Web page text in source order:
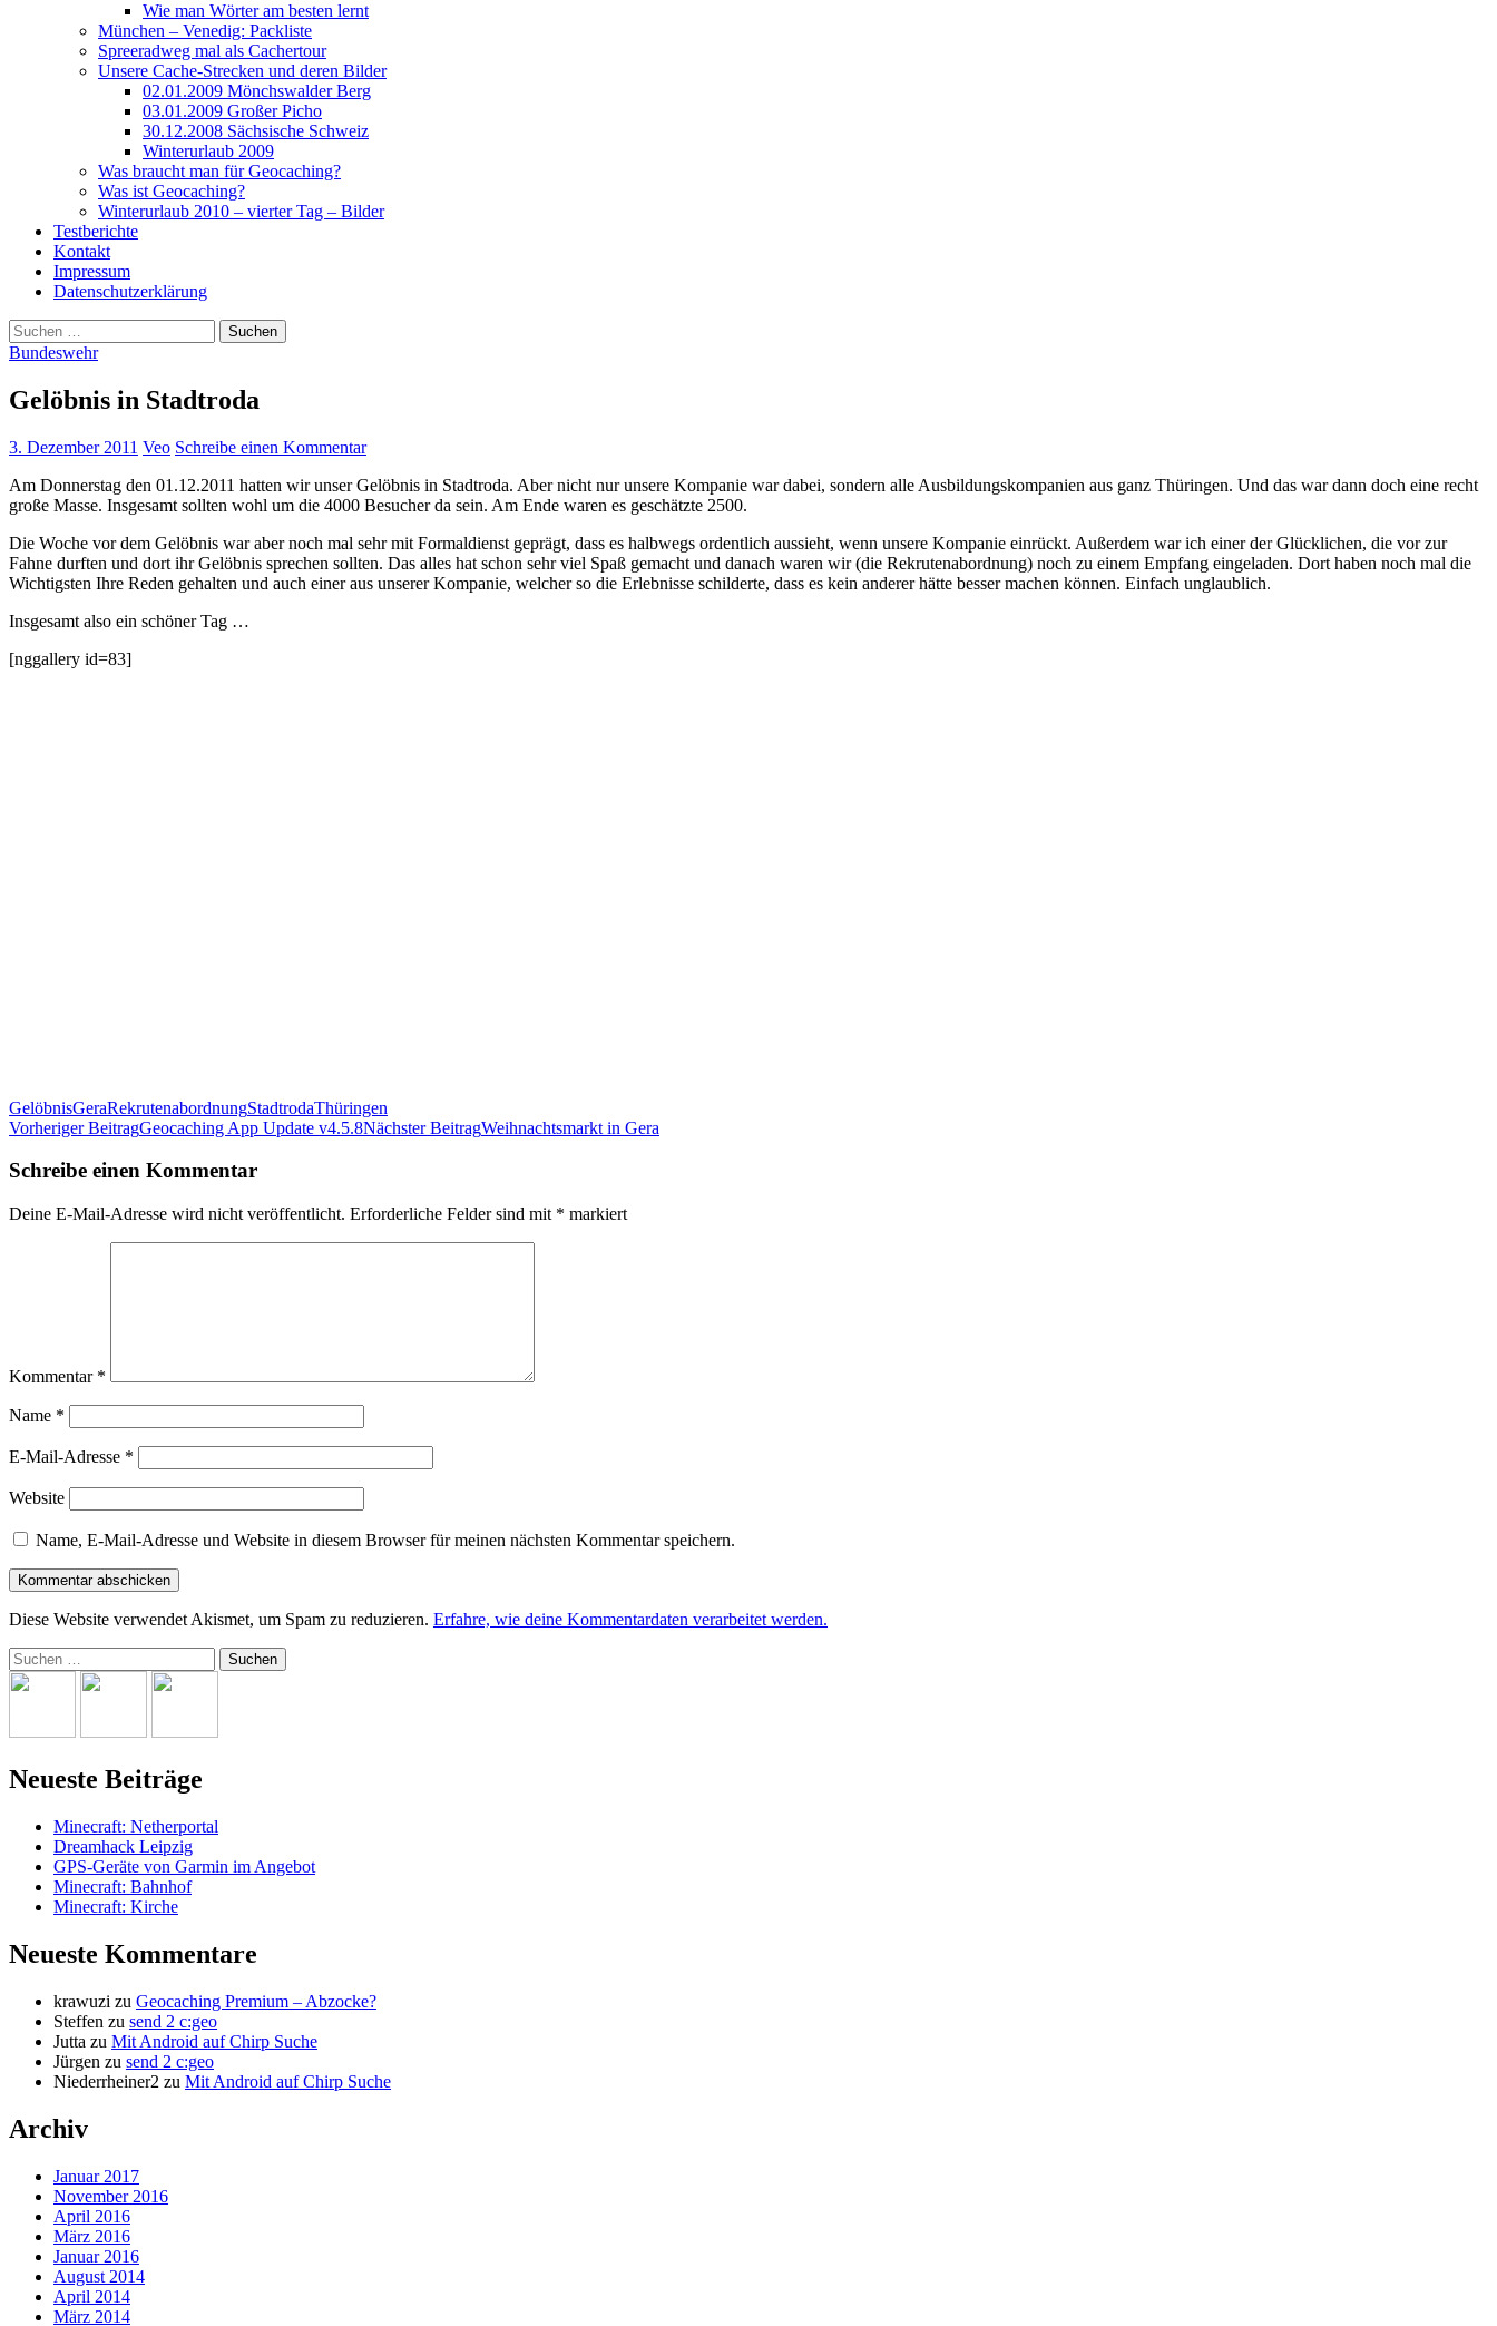
Wie man Wörter am besten lernt
München – Venedig: Packliste
Spreeradweg mal als Cachertour
Unsere Cache-Strecken und deren Bilder
02.01.2009 Mönchswalder Berg
03.01.2009 Großer Picho
30.12.2008 Sächsische Schweiz
Winterurlaub 2009
Was braucht man für Geocaching?
Was ist Geocaching?
Winterurlaub 2010 – vierter Tag – Bilder
Testberichte
Kontakt
Impressum
Datenschutzerklärung
Suchen
nach:
Bundeswehr
Gelöbnis in Stadtroda
3. Dezember 2011 Veo Schreibe einen Kommentar
Am Donnerstag den 01.12.2011 hatten wir unser Gelöbnis in Stadtroda. Aber nicht nur unsere Kompanie war dabei, sondern alle Ausbildungskompanien aus ganz Thüringen. Und das war dann doch eine recht
große Masse. Insgesamt sollten wohl um die 4000 Besucher da sein. Am Ende waren es geschätzte 2500.
Die Woche vor dem Gelöbnis war aber noch mal sehr mit Formaldienst geprägt, dass es halbwegs ordentlich aussieht, wenn unsere Kompanie einrückt. Außerdem war ich einer der Glücklichen, die vor zur
Fahne durften und dort ihr Gelöbnis sprechen sollten. Das alles hat schon sehr viel Spaß gemacht und danach waren wir (die Rekrutenabordnung) noch zu einem Empfang eingeladen. Dort haben noch mal die
Wichtigsten Ihre Reden gehalten und auch einer aus unserer Kompanie, welcher so die Erlebnisse schilderte, dass es kein anderer hätte besser machen können. Einfach unglaublich.
Insgesamt also ein schöner Tag …
[nggallery id=83]
GelöbnisGeraRekrutenabordnungStadtrodaThüringen
Beitrags-
Navigation
Vorheriger BeitragGeocaching App Update v4.5.8Nächster BeitragWeihnachtsmarkt in Gera
Schreibe einen Kommentar
Deine E-Mail-Adresse wird nicht veröffentlicht. Erforderliche Felder sind mit * markiert
Kommentar *
Name *
E-Mail-Adresse *
Website
Name, E-Mail-Adresse und Website in diesem Browser für meinen nächsten Kommentar speichern.
Diese Website verwendet Akismet, um Spam zu reduzieren. Erfahre, wie deine Kommentardaten verarbeitet werden.
Suchen
nach:
Neueste Beiträge
Minecraft: Netherportal
Dreamhack Leipzig
GPS-Geräte von Garmin im Angebot
Minecraft: Bahnhof
Minecraft: Kirche
Neueste Kommentare
krawuzi zu Geocaching Premium – Abzocke?
Steffen zu send 2 c:geo
Jutta zu Mit Android auf Chirp Suche
Jürgen zu send 2 c:geo
Niederrheiner2 zu Mit Android auf Chirp Suche
Archiv
Januar 2017
November 2016
April 2016
März 2016
Januar 2016
August 2014
April 2014
März 2014